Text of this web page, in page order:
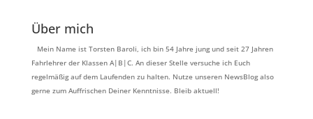
Über mich
Mein Name ist Torsten Baroli, ich bin 54 Jahre jung und seit 27 Jahren
Fahrlehrer der Klassen A|B|C. An dieser Stelle versuche ich Euch
regelmäßig auf dem Laufenden zu halten. Nutze unseren NewsBlog also
gerne zum Auffrischen Deiner Kenntnisse. Bleib aktuell!